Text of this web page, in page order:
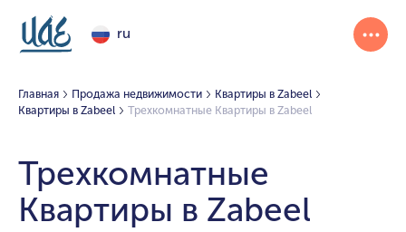
ru
Главная Продажа недвижимости
Квартиры в Zabeel
Квартиры в Zabeel
Трехкомнатные Квартиры в Zabeel
Трехкомнатные
Квартиры в Zabeel